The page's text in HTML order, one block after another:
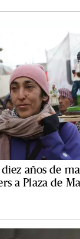
años de
a Plaza de